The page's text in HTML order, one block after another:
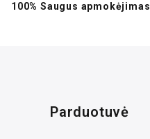
100% Saugus apmokėjimas
Parduotuvė